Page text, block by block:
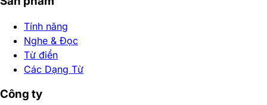
Tính năng
Nghe & Đọc
Từ điển
Các Dạng Từ
Công ty